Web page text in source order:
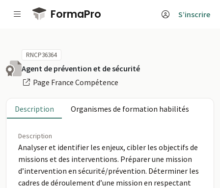
Passer au contenu principal
FormaPro S’inscrire
RNCP36364
Agent de prévention et de sécurité
Page France Compétence
Description Organismes de formation habilités
Description
Analyser et identifier les enjeux, cibler les objectifs de
missions et des interventions. Préparer une mission
d’intervention en sécurité/prévention. Déterminer les
cadres de déroulement d’une mission en respectant